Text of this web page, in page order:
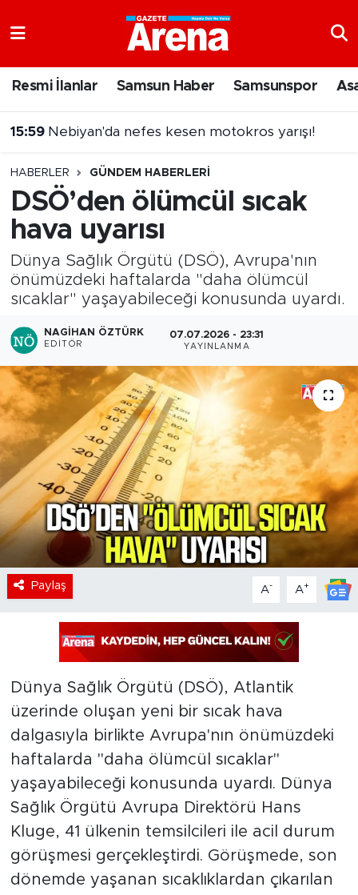
Resmi İlanlar Samsun Haber Samsunspor
15:59 Nebiyan'da nefes kesen motokros yarışı!
HABERLER GÜNDEM HABERLERI
DSÖ’den ölümcül sıcak
hava uyarısı
Dünya Sağlık Örgütü (DSÖ), Avrupa'nın
önümüzdeki haftalarda "daha ölümcül
sıcaklar" yaşayabileceği konusunda uyardı.
NAGIHAN ÖZTÜRK
EDITÖR
07.07.2026 - 23:31
YAYINLANMA
Paylaş A- A+
Dünya Sağlık Örgütü (DSÖ), Atlantik
üzerinde oluşan yeni bir sıcak hava
dalgasıyla birlikte Avrupa'nın önümüzdeki
haftalarda "daha ölümcül sıcaklar"
yaşayabileceği konusunda uyardı. Dünya
Sağlık Örgütü Avrupa Direktörü Hans
Kluge, 41 ülkenin temsilcileri ile acil durum
görüşmesi gerçekleştirdi. Görüşmede, son
dönemde yaşanan sıcaklıklardan çıkarılan
Samsun Namaz Vakitleri
Trafik Durumu
Süper Lig Puan Durumu ve Fikstür
Tüm Manşetler
Son Dakika Haberleri
Haber Arşivi